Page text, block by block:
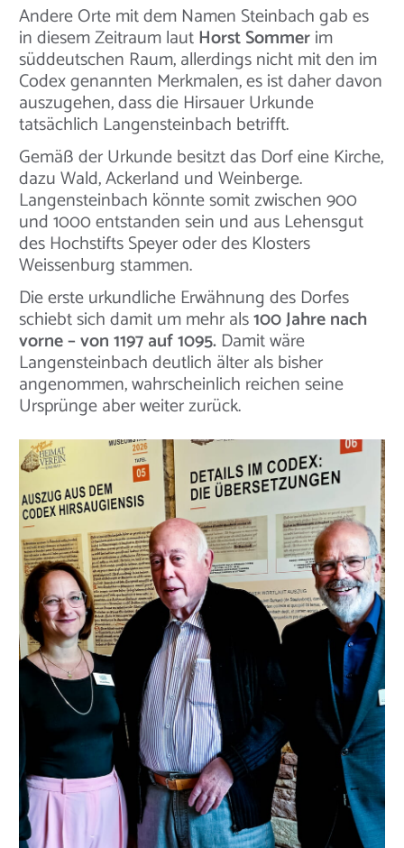
Andere Orte mit dem Namen Steinbach gab es
in diesem Zeitraum lautHorst Sommerim
süddeutschen Raum, allerdings nicht mit den im
Codex genannten Merkmalen, es ist daher davon
auszugehen, dass die Hirsauer Urkunde
tatsächlich Langensteinbach betrifft.
Gemäß der Urkunde besitzt das Dorf eine Kirche,
dazu Wald, Ackerland und Weinberge.
Langensteinbach könnte somit zwischen 900
und 1000 entstanden sein und aus Lehensgut
des Hochstifts Speyer oder des Klosters
Weissenburg stammen.
Die erste urkundliche Erwähnung des Dorfes
schiebt sich damit um mehr als100 Jahre nach
vorne – von 1197 auf 1095. Damit wäre
Langensteinbach deutlich älter als bisher
angenommen, wahrscheinlich reichen seine
Ursprünge aber weiter zurück.